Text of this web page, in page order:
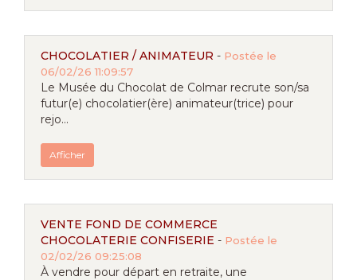
CHOCOLATIER / ANIMATEUR - Postée le
06/02/26 11:09:57
Le Musée du Chocolat de Colmar recrute son/sa
futur(e) chocolatier(ère) animateur(trice) pour
rejo...
Afficher
VENTE FOND DE COMMERCE
CHOCOLATERIE CONFISERIE - Postée le
02/02/26 09:25:08
À vendre pour départ en retraite, une